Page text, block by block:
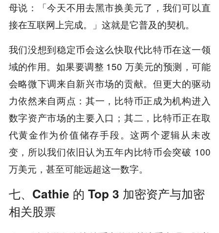
母说：「今天不用去黑市换美元了，我们可以直
接在互联网上完成。」这就是它普及的契机。
我们没想到稳定币会这么快取代比特币在这一领
域的作用。如果要调整 150 万美元的预测，可能
会略微下调来自新兴市场的贡献。但更大的驱动
力依然来自两点：其一，比特币正成为机构进入
数字资产市场的主要入口；其二，比特币正在取
代黄金作为价值储存手段。这两个逻辑从未改
变，所以我们依旧认为五年内比特币会突破 100
万美元，甚至可能远超这一数字。
七、Cathie 的 Top 3 加密资产与加密
相关股票